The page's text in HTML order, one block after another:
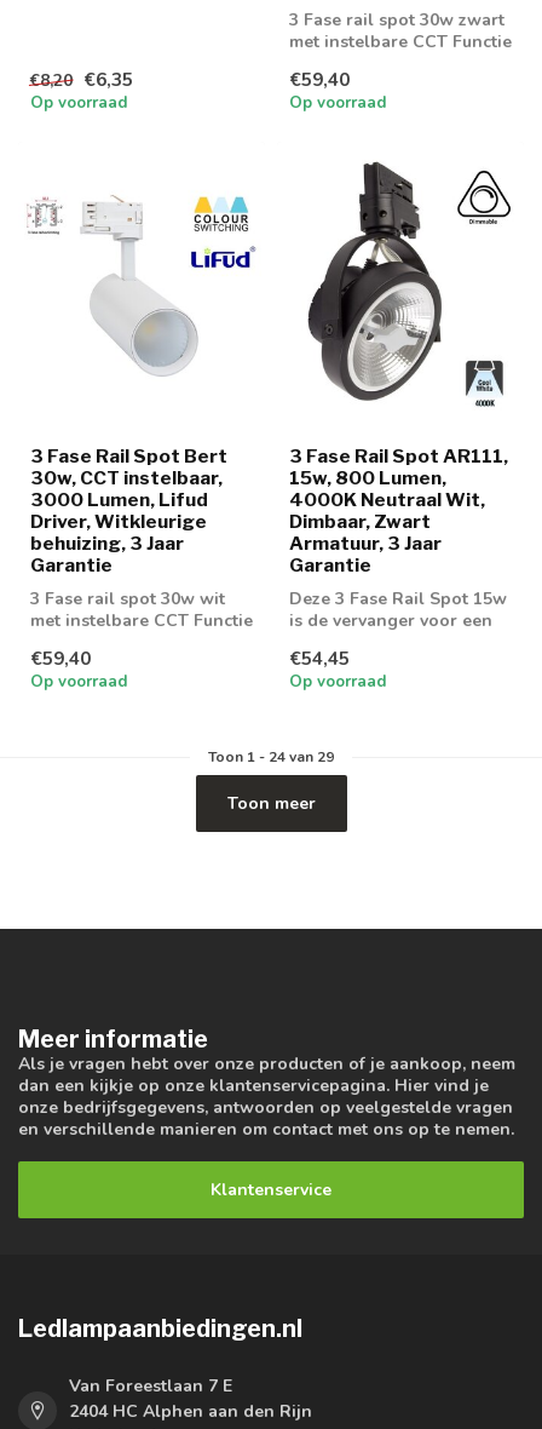
€8,20 €6,35
Op voorraad
3 Fase rail spot 30w zwart
met instelbare CCT Functie
€59,40
Op voorraad
3 Fase Rail Spot Bert
30w, CCT instelbaar,
3000 Lumen, Lifud
Driver, Witkleurige
behuizing, 3 Jaar
Garantie
3 Fase rail spot 30w wit
met instelbare CCT Functie
€59,40
Op voorraad
3 Fase Rail Spot AR111,
15w, 800 Lumen,
4000K Neutraal Wit,
Dimbaar, Zwart
Armatuur, 3 Jaar
Garantie
Deze 3 Fase Rail Spot 15w
is de vervanger voor een
€54,45
Op voorraad
Toon 1- 24van 29
Toon meer
Meer informatie
Als je vragen hebt over onze producten of je aankoop, neem
dan een kijkje op onze klantenservicepagina. Hier vind je
onze bedrijfsgegevens, antwoorden op veelgestelde vragen
en verschillende manieren om contact met ons op te nemen.
Klantenservice
Ledlampaanbiedingen.nl
Van Foreestlaan 7 E
2404 HC Alphen aan den Rijn